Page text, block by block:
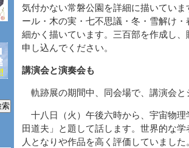
気付かない常磐公園を詳細に描いてい
ール・木の実・七不思議・冬・雪解け
細かく描いています。三百部を作成し
申し込んでください。
講演会と演奏会も
軌跡展の期間中、同会場で、講演会
十八日（火）午後六時から、宇宙物理
田道夫」と題して話します。世界的な
人となりや作品を高く評価していまし